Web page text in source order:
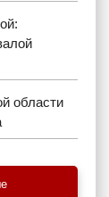
области